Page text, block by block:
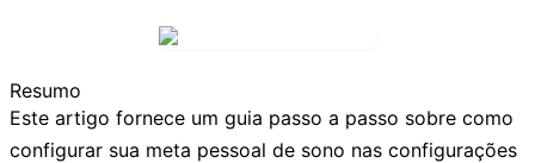
Resumo
Este artigo fornece um guia passo a passo sobre como
configurar sua meta pessoal de sono nas configurações